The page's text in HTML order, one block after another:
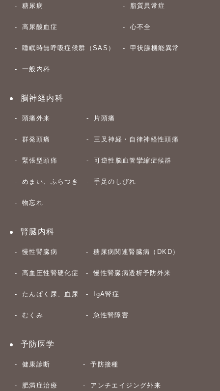
糖尿病 脂質異常症
高尿酸血症 心不全
睡眠時無呼吸症候群（SAS） 甲状腺機能異常
一般内科
脳神経内科
頭痛外来 片頭痛
群発頭痛 三叉神経・自律神経性頭痛
緊張型頭痛 可逆性脳血管攣縮症候群
めまい、ふらつき 手足のしびれ
物忘れ
腎臓内科
慢性腎臓病 糖尿病関連腎臓病（DKD）
高血圧性腎硬化症 慢性腎臓病透析予防外来
たんぱく尿、血尿 IgA腎症
むくみ 急性腎障害
予防医学
健康診断 予防接種
肥満症治療 アンチエイジング外来